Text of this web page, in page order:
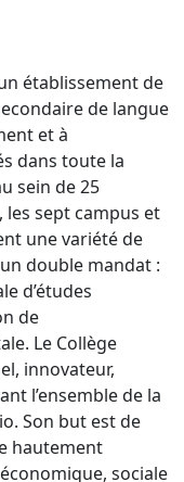
établissement de
de langue
et à
dans toute la
sein de 25
sept campus et
une variété de
double mandat :
d’études
de
Le Collège
innovateur,
l’ensemble de la
Son but est de
hautement
sociale